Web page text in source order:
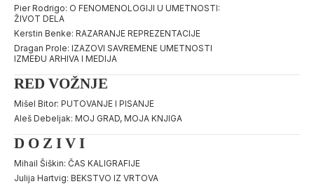
Pier Rodrigo: O FENOMENOLOGIJI U UMETNOSTI:
ŽIVOT DELA
Kerstin Benke: RAZARANJE REPREZENTACIJE
Dragan Prole: IZAZOVI SAVREMENE UMETNOSTI
IZMEĐU ARHIVA I MEDIJA
RED VOŽNJE
Mišel Bitor: PUTOVANJE I PISANJE
Aleš Debeljak: MOJ GRAD, MOJA KNJIGA
D O Z I V I
Mihail Šiškin: ČAS KALIGRAFIJE
Julija Hartvig: BEKSTVO IZ VRTOVA